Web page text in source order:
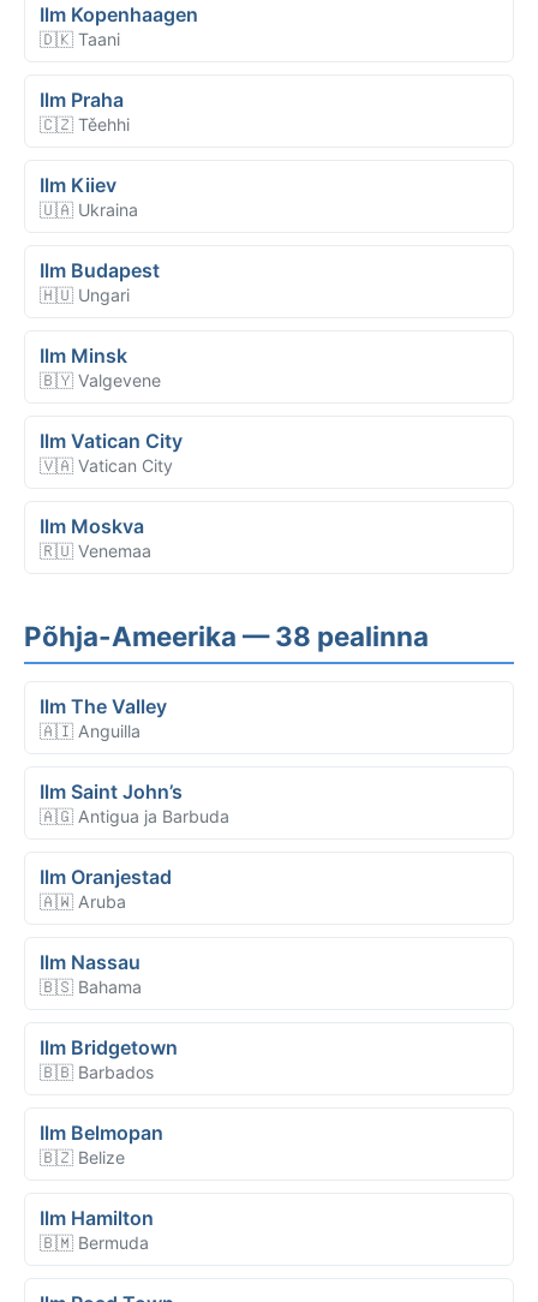
Ilm Kopenhaagen
🇩🇰 Taani
Ilm Praha
🇨🇿 Těehhi
Ilm Kiiev
🇺🇦 Ukraina
Ilm Budapest
🇭🇺 Ungari
Ilm Minsk
🇧🇾 Valgevene
Ilm Vatican City
🇻🇦 Vatican City
Ilm Moskva
🇷🇺 Venemaa
Põhja-Ameerika — 38 pealinna
Ilm The Valley
🇦🇮 Anguilla
Ilm Saint John’s
🇦🇬 Antigua ja Barbuda
Ilm Oranjestad
🇦🇼 Aruba
Ilm Nassau
🇧🇸 Bahama
Ilm Bridgetown
🇧🇧 Barbados
Ilm Belmopan
🇧🇿 Belize
Ilm Hamilton
🇧🇲 Bermuda